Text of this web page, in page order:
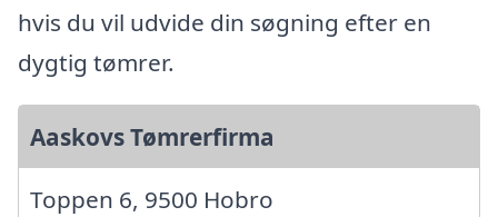
hvis du vil udvide din søgning efter en
dygtig tømrer.
Aaskovs Tømrerfirma
Toppen 6, 9500 Hobro